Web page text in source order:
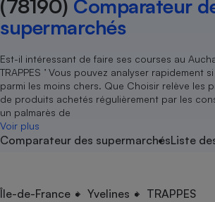
(78190) Comparateur
supermarchés
Est-il intéressant de faire ses courses au
TRAPPES ’ Vous pouvez analyser rapidement
parmi les moins chers. Que Choisir relève les
de produits achetés régulièrement par les
un palmarès de
Voir plus
Comparateur des supermarchésListe
Île-de-France Yvelines TRAPPES
Produit
Achat
Air
Eau
Achat -
Location
Sport
Senior
Enquêtes
Guides d'achat
Conseils
Brèves
Soumettre un litige
Lettres types
Rencontrer une association locale
Nos actions
Nos grandes victoires
Les billets de la présidente
Nos associations locales
Nous rejoindre
En savoir plus sur Que Choisir
?
Nos missions
Notre méthodologie
Notre financement
Nos partenaires
Nous rejoindre